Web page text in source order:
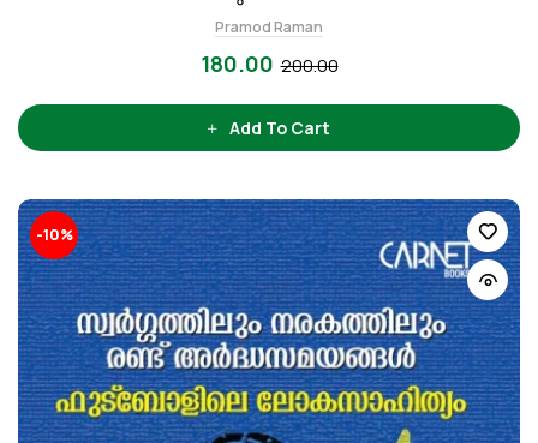
Pramod Raman
200.00
180.00
Add To Cart
-10%